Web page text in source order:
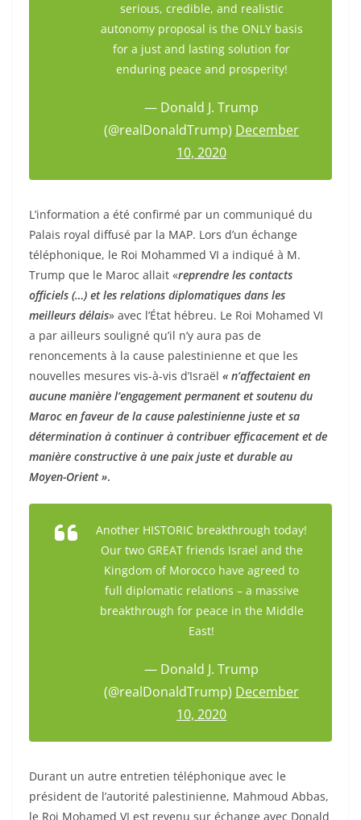
serious, credible, and realistic
autonomy proposal is the ONLY basis
for a just and lasting solution for
enduring peace and prosperity!
— Donald J. Trump
(@realDonaldTrump) December
10, 2020
L’information a été confirmé par un communiqué du
Palais royal diffusé par la MAP. Lors d’un échange
téléphonique, le Roi Mohammed VI a indiqué à M.
Trump que le Maroc allait «reprendre les contacts
officiels (…) et les relations diplomatiques dans les
meilleurs délais» avec l’État hébreu. Le Roi Mohamed VI
a par ailleurs souligné qu’il n’y aura pas de
renoncements à la cause palestinienne et que les
nouvelles mesures vis-à-vis d’Israël « n’affectaient en
aucune manière l’engagement permanent et soutenu du
Maroc en faveur de la cause palestinienne juste et sa
détermination à continuer à contribuer efficacement et de
manière constructive à une paix juste et durable au
Moyen-Orient ».
Another HISTORIC breakthrough today!
Our two GREAT friends Israel and the
Kingdom of Morocco have agreed to
full diplomatic relations – a massive
breakthrough for peace in the Middle
East!
— Donald J. Trump
(@realDonaldTrump) December
10, 2020
Durant un autre entretien téléphonique avec le
président de l’autorité palestinienne, Mahmoud Abbas,
le Roi Mohamed VI est revenu sur échange avec Donald